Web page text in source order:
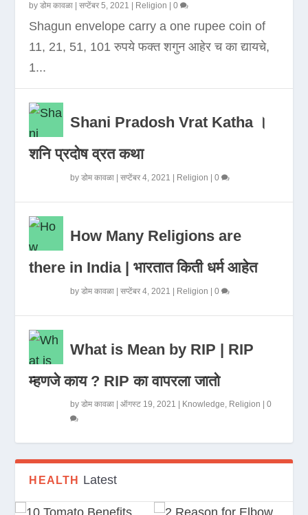
byडोम कावळा |सप्टेंबर 5, 2021 Religion |0
Shagun envelope carry a one rupee coin of
11, 21, 51, 101 रुपये फक्त शगुन आहेर च का द्यायचे,
1...
Shani Pradosh Vrat Katha ।
शनि प्रदोष व्रत कथा
byडोम कावळा |सप्टेंबर 4, 2021 Religion |0
How Many Religions are
there in India | भारतात किती धर्म आहेत
byडोम कावळा |सप्टेंबर 4, 2021 Religion |0
What is Mean by RIP | RIP
म्हणजे काय ? RIP का वापरला जातो
byडोम कावळा |ऑगस्ट 19, 2021 Knowledge, Religion |0
HEALTH Latest